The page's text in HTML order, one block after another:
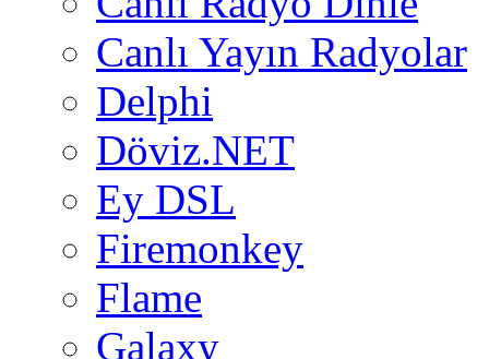
Canlı Yayın Radyolar
Delphi
Döviz.NET
Ey DSL
Firemonkey
Flame
Galaxy